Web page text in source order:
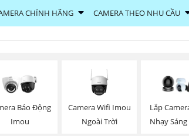
CHÍNH HÃNG CAMERA THEO NHU CẦU
Báo Động
Imou
Camera Wifi Imou
Ngoài Trời
Lắp
Nhạy